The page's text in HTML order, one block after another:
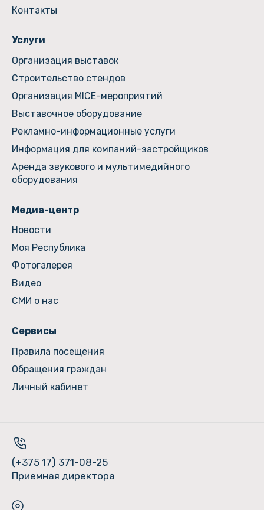
Контакты
Услуги
Организация выставок
Строительство стендов
Организация MICE-мероприятий
Выставочное оборудование
Рекламно-информационные услуги
Информация для компаний-застройщиков
Аренда звукового и мультимедийного
оборудования
Медиа-центр
Новости
Моя Республика
Фотогалерея
Видео
СМИ о нас
Сервисы
Правила посещения
Обращения граждан
Личный кабинет
(+375 17) 371-08-25
Приемная директора